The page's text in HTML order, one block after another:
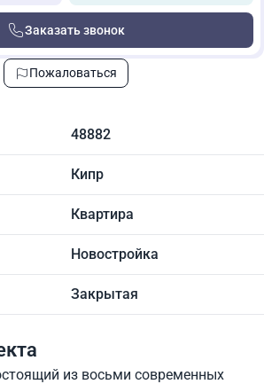
Заказать звонок
Пожаловаться
48882
Кипр
Квартира
Новостройка
Закрытая
из восьми современных